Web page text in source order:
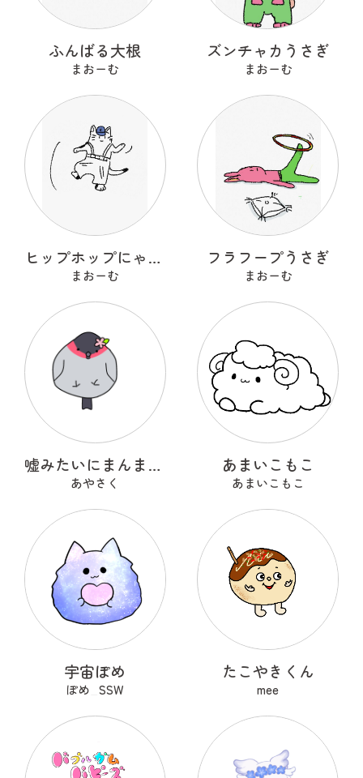
ふんばる大根
まおーむ
ズンチャカうさぎ
まおーむ
ヒップホップにゃんこ
まおーむ
フラフープうさぎ
まおーむ
嘘みたいにまんまるなウソ
あやさく
あまいこもこ
あまいこもこ
宇宙ぽめ
ぽめ_SSW
たこやきくん
mee